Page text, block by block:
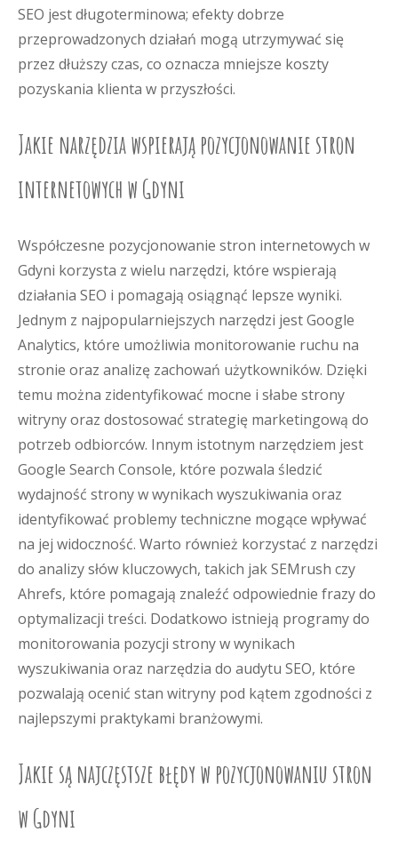
SEO jest długoterminowa; efekty dobrze
przeprowadzonych działań mogą utrzymywać się
przez dłuższy czas, co oznacza mniejsze koszty
pozyskania klienta w przyszłości.
Jakie narzędzia wspierają pozycjonowanie stron
internetowych w Gdyni
Współczesne pozycjonowanie stron internetowych w
Gdyni korzysta z wielu narzędzi, które wspierają
działania SEO i pomagają osiągnąć lepsze wyniki.
Jednym z najpopularniejszych narzędzi jest Google
Analytics, które umożliwia monitorowanie ruchu na
stronie oraz analizę zachowań użytkowników. Dzięki
temu można zidentyfikować mocne i słabe strony
witryny oraz dostosować strategię marketingową do
potrzeb odbiorców. Innym istotnym narzędziem jest
Google Search Console, które pozwala śledzić
wydajność strony w wynikach wyszukiwania oraz
identyfikować problemy techniczne mogące wpływać
na jej widoczność. Warto również korzystać z narzędzi
do analizy słów kluczowych, takich jak SEMrush czy
Ahrefs, które pomagają znaleźć odpowiednie frazy do
optymalizacji treści. Dodatkowo istnieją programy do
monitorowania pozycji strony w wynikach
wyszukiwania oraz narzędzia do audytu SEO, które
pozwalają ocenić stan witryny pod kątem zgodności z
najlepszymi praktykami branżowymi.
Jakie są najczęstsze błędy w pozycjonowaniu stron
w Gdyni